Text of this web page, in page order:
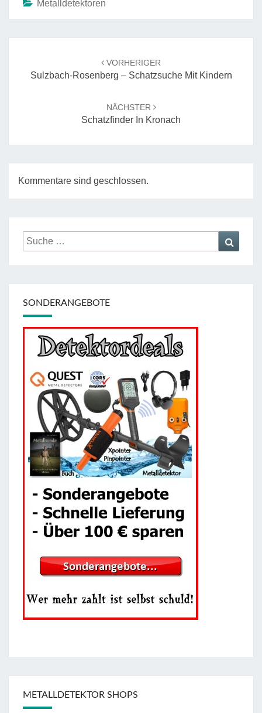
Metalldetektoren
VORHERIGER
Sulzbach-Rosenberg – Schatzsuche Mit Kindern
NÄCHSTER
Schatzfinder In Kronach
Kommentare sind geschlossen.
Suche
nach:
SONDERANGEBOTE
METALLDETEKTOR SHOPS